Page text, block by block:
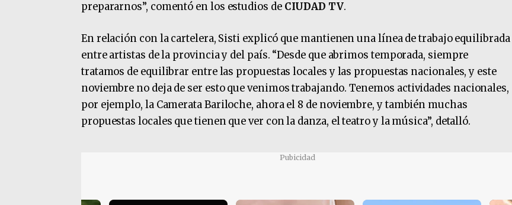
prepararnos”, comentó en los estudios de CIUDAD TV.
En relación con la cartelera, Sisti explicó que mantienen una línea de trabajo equilibrada
entre artistas de la provincia y del país. “Desde que abrimos temporada, siempre
tratamos de equilibrar entre las propuestas locales y las propuestas nacionales, y este
noviembre no deja de ser esto que venimos trabajando. Tenemos actividades nacionales,
por ejemplo, la Camerata Bariloche, ahora el 8 de noviembre, y también muchas
propuestas locales que tienen que ver con la danza, el teatro y la música”, detalló.
Pubicidad